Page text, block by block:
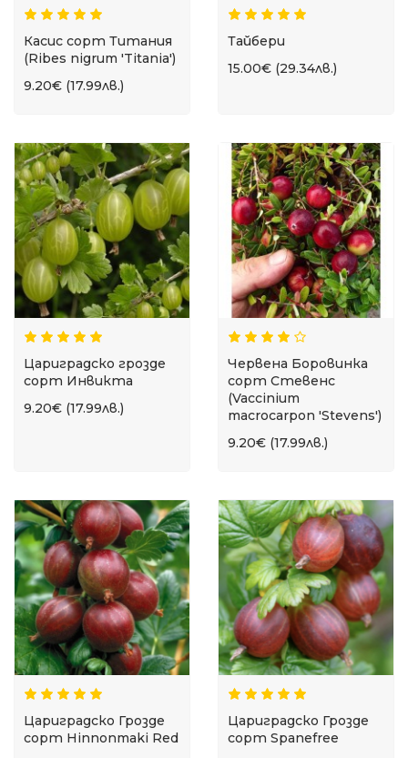
Касис сорт Титания
(Ribes nigrum 'Titania')
9.20€ (17.99лв.)
Тайбери
15.00€ (29.34лв.)
Цариградско грозде
сорт Инвикта
9.20€ (17.99лв.)
Червена Боровинка
сорт Стевенс
(Vaccinium
macrocarpon 'Stevens')
9.20€ (17.99лв.)
Цариградско Грозде
сорт Hinnonmaki Red
Цариградско Грозде
сорт Spanefree